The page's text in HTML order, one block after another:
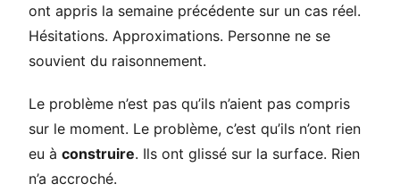
ont appris la semaine précédente sur un cas réel.
Hésitations. Approximations. Personne ne se
souvient du raisonnement.
Le problème n’est pas qu’ils n’aient pas compris
sur le moment. Le problème, c’est qu’ils n’ont rien
eu à construire. Ils ont glissé sur la surface. Rien
n’a accroché.